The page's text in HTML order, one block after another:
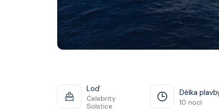
Loď
Celebrity
Solstice
Délka
10 nocí